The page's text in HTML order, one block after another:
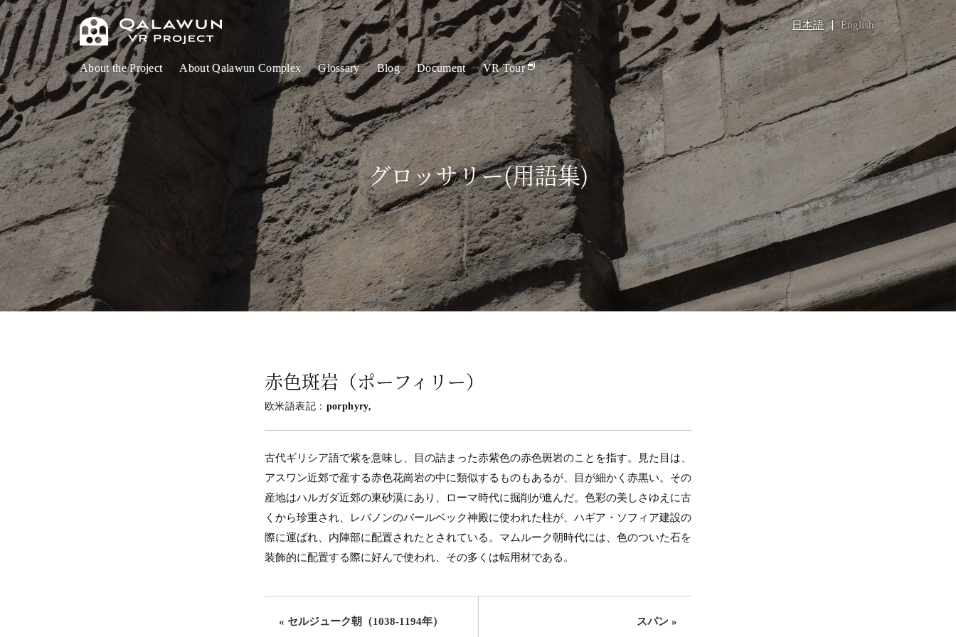
日本語 English
About the Project About Qalawun Complex Glossary Blog Document VR Tour
グロッサリー(用語集)
赤色斑岩（ポーフィリー）
欧米語表記： porphyry,
古代ギリシア語で紫を意味し、目の詰まった赤紫色の赤色斑岩のことを指す。見た目は、
アスワン近郊で産する赤色花崗岩の中に類似するものもあるが、目が細かく赤黒い。その
産地はハルガダ近郊の東砂漠にあり、ローマ時代に掘削が進んだ。色彩の美しさゆえに古
くから珍重され、レバノンのバールベック神殿に使われた柱が、ハギア・ソフィア建設の
際に運ばれ、内陣部に配置されたとされている。マムルーク朝時代には、色のついた石を
装飾的に配置する際に好んで使われ、その多くは転用材である。
スパン »
« セルジューク朝（1038-1194年）